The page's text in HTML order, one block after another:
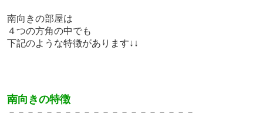
南向きの部屋は
４つの方角の中でも
下記のような特徴があります↓↓
南向きの特徴
－－－－－－－－－－－－－－－－－－－－